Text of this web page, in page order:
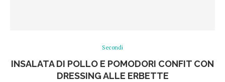
Secondi
INSALATA DI POLLO E POMODORI CONFIT CON
DRESSING ALLE ERBETTE